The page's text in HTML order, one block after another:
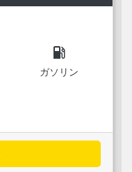
local_gas_station
ガソリン